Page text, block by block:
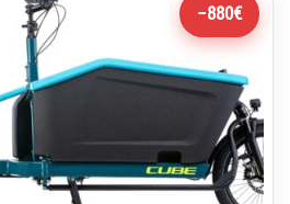
−880€